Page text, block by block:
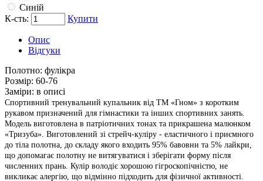
Синій
К-сть:
Купити
Опис
Відгуки
Полотно: фулікра
Розмір: 60-76
Заміри: в описі
Спортивний тренувальний купальник від ТМ «Гном» з коротким
рукавом призначений для гімнастики та інших спортивних занять.
Модель виготовлена в патріотичних тонах та прикрашена малюнком
«Тризуба». Виготовлений зі стрейч-куліру - еластичного і приємного
до тіла полотна, до складу якого входить 95% бавовни та 5% лайкри,
що допомагає полотну не витягуватися і зберігати форму після
численних прань. Кулір володіє хорошою гігроскопічністю, не
викликає алергію, що відмінно підходить для фізичної активності.